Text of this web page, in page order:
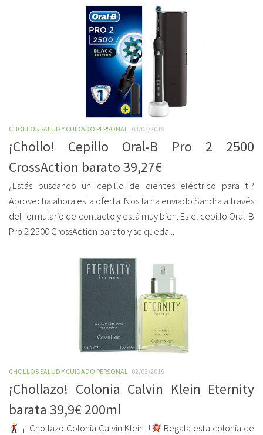
CHOLLOS SALUD Y CUIDADO PERSONAL 03/03/2019
¡Chollo! Cepillo Oral-B Pro 2 2500
CrossAction barato 39,27€
¿Estás buscando un cepillo de dientes eléctrico para ti?
Aprovecha ahora esta oferta. Nos la ha enviado Sandra a través
del formulario de contacto y está muy bien. Es el cepillo Oral-B
Pro 2 2500 CrossAction barato y se queda...
CHOLLOS SALUD Y CUIDADO PERSONAL 02/03/2019
¡Chollazo! Colonia Calvin Klein Eternity
barata 39,9€ 200ml
¡¡ Chollazo Colonia Calvin Klein !!
Regala esta colonia de